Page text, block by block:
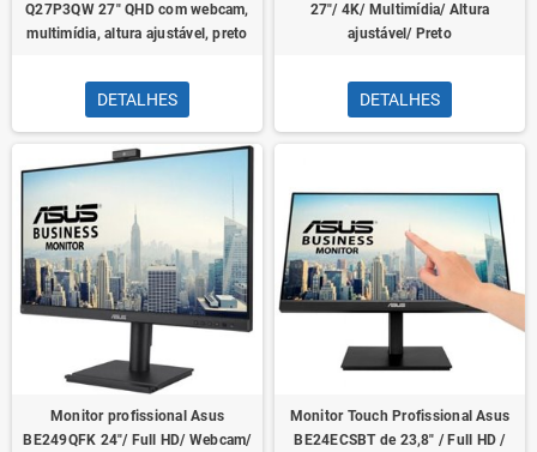
Q27P3QW 27" QHD com webcam,
multimídia, altura ajustável, preto
DETALHES
27"/ 4K/ Multimídia/ Altura
ajustável/ Preto
DETALHES
Monitor profissional Asus
BE249QFK 24"/ Full HD/ Webcam/
Monitor Touch Profissional Asus
BE24ECSBT de 23,8" / Full HD /